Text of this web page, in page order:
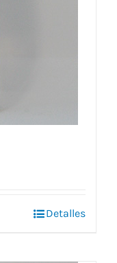
Detalles